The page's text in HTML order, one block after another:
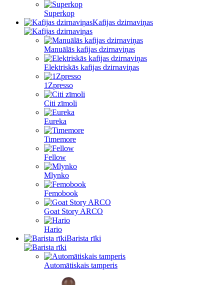
Superkop
Kafijas dzirnaviņas
Manuālās kafijas dzirnaviņas
Elektriskās kafijas dzirnaviņas
1Zpresso
Citi zīmoli
Eureka
Timemore
Fellow
Mlynko
Femobook
Goat Story ARCO
Hario
Barista rīki
Automātiskais tamperis